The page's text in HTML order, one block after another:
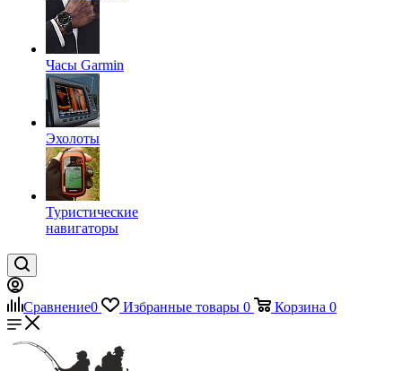
Часы Garmin
Эхолоты
Туристические
навигаторы
Сравнение0 Избранные товары 0 Корзина 0